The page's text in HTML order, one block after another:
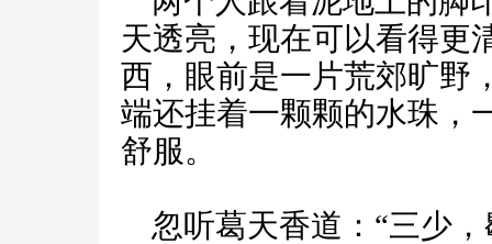
天透亮，现在可以看得更
西，眼前是一片荒郊旷野
端还挂着一颗颗的水珠，
舒服。
忽听葛天香道：“三少，